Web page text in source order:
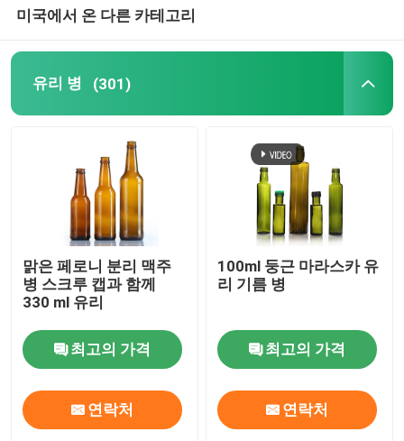
미국에서 온 다른 카테고리
유리 병 (301)
맑은 페로니 분리 맥주
병 스크루 캡과 함께
330 ml 유리
최고의 가격
연락처
100ml 둥근 마라스카 유
리 기름 병
최고의 가격
연락처